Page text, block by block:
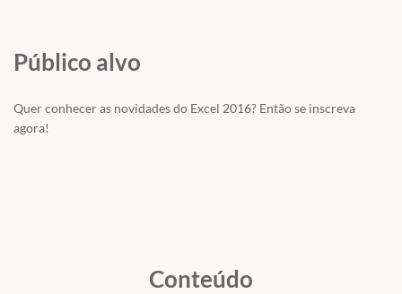
Público alvo
Quer conhecer as novidades do Excel 2016? Então se inscreva
agora!
Conteúdo